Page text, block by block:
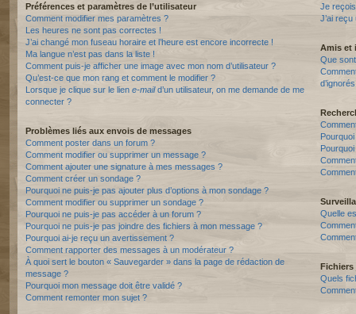
Préférences et paramètres de l’utilisateur
Comment modifier mes paramètres ?
Les heures ne sont pas correctes !
J’ai changé mon fuseau horaire et l’heure est encore incorrecte !
Ma langue n’est pas dans la liste !
Comment puis-je afficher une image avec mon nom d’utilisateur ?
Qu’est-ce que mon rang et comment le modifier ?
Lorsque je clique sur le lien e-maild’un utilisateur, on me demande de me
connecter ?
Problèmes liés aux envois de messages
Comment poster dans un forum ?
Comment modifier ou supprimer un message ?
Comment ajouter une signature à mes messages ?
Comment créer un sondage ?
Pourquoi ne puis-je pas ajouter plus d’options à mon sondage ?
Comment modifier ou supprimer un sondage ?
Pourquoi ne puis-je pas accéder à un forum ?
Pourquoi ne puis-je pas joindre des fichiers à mon message ?
Pourquoi ai-je reçu un avertissement ?
Comment rapporter des messages à un modérateur ?
À quoi sert le bouton « Sauvegarder » dans la page de rédaction de
message ?
Pourquoi mon message doit être validé ?
Comment remonter mon sujet ?
Je
J’ai
Amis et
Que
Quelle
Quels